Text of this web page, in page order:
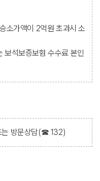
소가액이 2억원 초과시 소
보석보증보험 수수료 본인
는 방문상담(☎ 132)